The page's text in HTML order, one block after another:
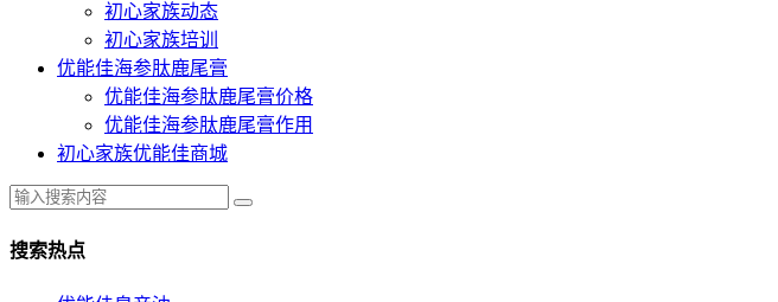
初心家族动态
初心家族培训
优能佳海参肽鹿尾膏
优能佳海参肽鹿尾膏价格
优能佳海参肽鹿尾膏作用
初心家族优能佳商城
搜索热点